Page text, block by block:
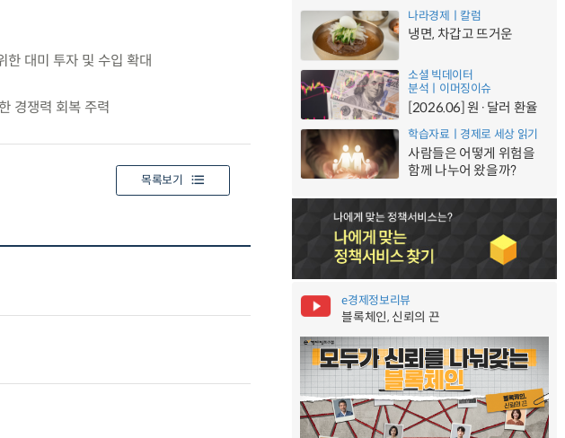
한 대미 투자 및 수입 확대
경쟁력 회복 주력
목록보기
나라경제ㅣ칼럼
냉면, 차갑고 뜨거운
소셜 빅데이터
분석ㅣ이머징이슈
[2026.06] 원·달러 환율
학습자료ㅣ경제로 세상 읽기
사람들은 어떻게 위험을
함께 나누어 왔을까?
e경제정보리뷰
블록체인, 신뢰의 끈